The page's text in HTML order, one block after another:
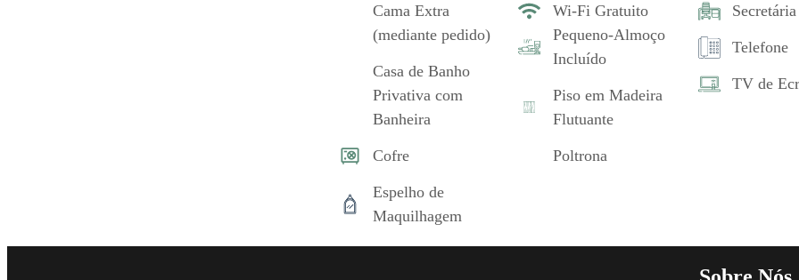
Cama Extra
(mediante pedido)
Casa de Banho
Privativa com
Banheira
Cofre
Espelho de
Maquilhagem
Wi-Fi Gratuito
Pequeno-Almoço
Incluído
Piso em Madeira
Flutuante
Poltrona
Secretária
Telefone
TV de